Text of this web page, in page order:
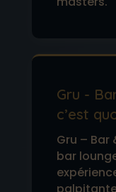
Gru -
c’est
Gru – Bar
bar